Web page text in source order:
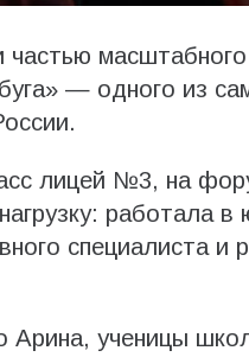
частью
— одного из
лицей №3, на
работала
специалиста и
Арина, ученицы